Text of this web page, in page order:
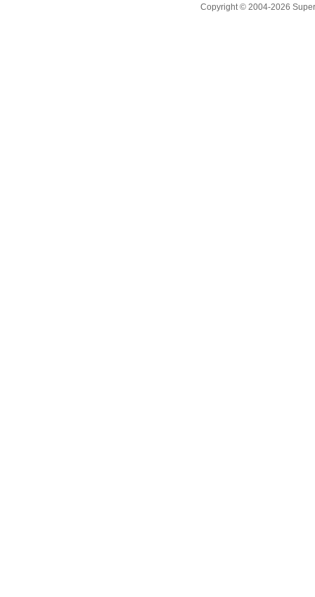
Copyright © 2004-2026